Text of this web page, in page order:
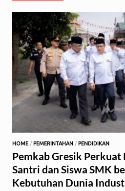
HOME /PEMERINTAHAN /PENDIDIKAN
Pemkab Gresik Perkuat
Santri dan Siswa SMK
Kebutuhan Dunia